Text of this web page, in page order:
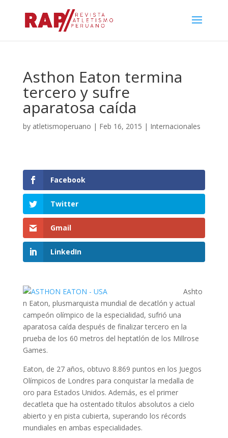
Asthon Eaton termina
tercero y sufre
aparatosa caída
by atletismoperuano | Feb 16, 2015 | Internacionales
Facebook
Twitter
Gmail
LinkedIn
Ashto
n Eaton, plusmarquista mundial de decatlón y actual
campeón olímpico de la especialidad, sufrió una
aparatosa caída después de finalizar tercero en la
prueba de los 60 metros del heptatlón de los Millrose
Games.
Eaton, de 27 años, obtuvo 8.869 puntos en los Juegos
Olímpicos de Londres para conquistar la medalla de
oro para Estados Unidos. Además, es el primer
decatleta que ha ostentado títulos absolutos a cielo
abierto y en pista cubierta, superando los récords
mundiales en ambas especialidades.